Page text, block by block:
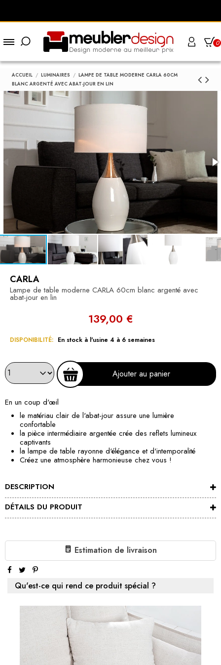
0
ACCUEIL LUMINAIRES
LAMPE DE TABLE MODERNE CARLA 60CM
BLANC ARGENTÉ AVEC ABAT-JOUR EN LIN
CARLA
Lampe de table moderne CARLA 60cm blanc argenté avec
abat-jour en lin
139,00 €
DISPONIBILITÉ: En stock à l'usine 4 à 6 semaines
Ajouter au panier
En un coup d'œil
le matériau clair de l'abat-jour assure une lumière
confortable
la pièce intermédiaire argentée crée des reflets lumineux
captivants
la lampe de table rayonne d'élégance et d'intemporalité
Créez une atmosphère harmonieuse chez vous !
DESCRIPTION
DÉTAILS DU PRODUIT
Estimation de livraison
Qu'est-ce qui rend ce produit spécial ?